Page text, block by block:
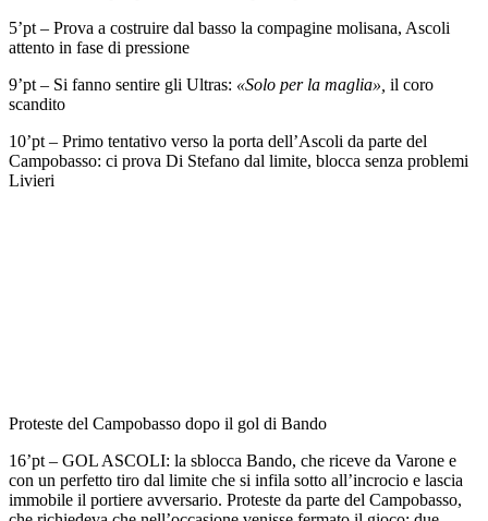
5’pt – Prova a costruire dal basso la compagine molisana, Ascoli
attento in fase di pressione
9’pt – Si fanno sentire gli Ultras: «Solo per la maglia», il coro
scandito
10’pt – Primo tentativo verso la porta dell’Ascoli da parte del
Campobasso: ci prova Di Stefano dal limite, blocca senza problemi
Livieri
Proteste del Campobasso dopo il gol di Bando
16’pt – GOL ASCOLI: la sblocca Bando, che riceve da Varone e
con un perfetto tiro dal limite che si infila sotto all’incrocio e lascia
immobile il portiere avversario. Proteste da parte del Campobasso,